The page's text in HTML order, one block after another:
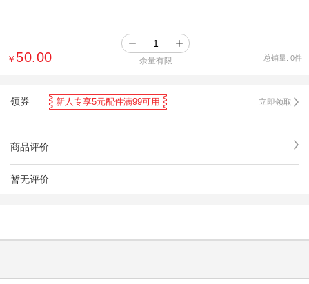
￥ 50.00 余量有限 总销量: 0件
领券 新人专享5元配件满99可用 立即领取
商品评价
暂无评价